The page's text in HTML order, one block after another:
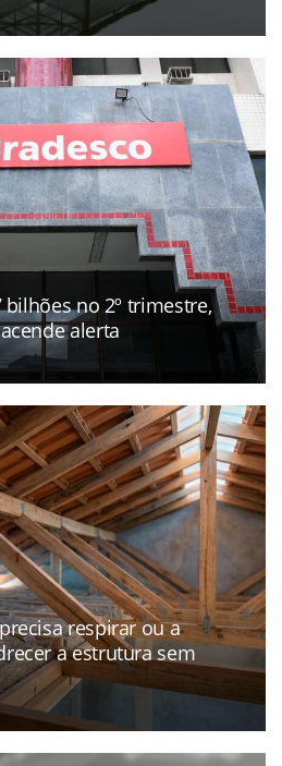
bilhões no 2º trimestre,
alerta
respirar ou a
a estrutura sem